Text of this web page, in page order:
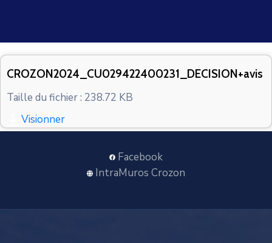
MER
VOS
CONTACT
CROZON2024_CU029422400231_DECISION+avis
Taille du fichier : 238.72 KB
Visionner
Facebook
IntraMuros Crozon